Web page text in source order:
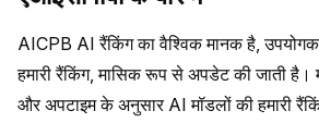
AICPB AI रैंकिंग का वैश्विक मानक है,
हमारी रैंकिंग, मासिक रूप से अपडेट की जाती
और अपटाइम के अनुसार AI मॉडलों की हमारी